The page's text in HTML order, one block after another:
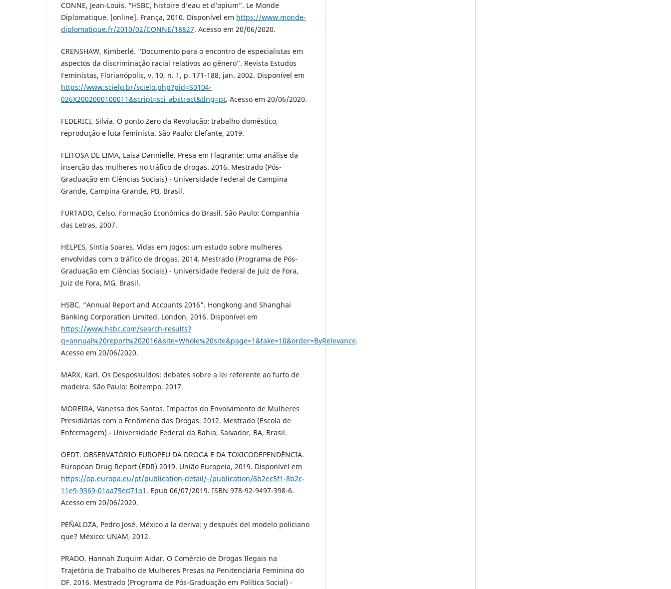
CONNE, Jean-Louis. “HSBC, histoire d’eau et d’opium”. Le Monde
Diplomatique. [online]. França, 2010. Disponível em https://www.monde-
diplomatique.fr/2010/02/CONNE/18827. Acesso em 20/06/2020.
CRENSHAW, Kimberlé. “Documento para o encontro de especialistas em
aspectos da discriminação racial relativos ao gênero”. Revista Estudos
Feministas, Florianópolis, v. 10, n. 1, p. 171-188, jan. 2002. Disponível em
https://www.scielo.br/scielo.php?pid=S0104-
026X2002000100011&script=sci_abstract&tlng=pt. Acesso em 20/06/2020.
FEDERICI, Silvia. O ponto Zero da Revolução: trabalho doméstico,
reprodução e luta feminista. São Paulo: Elefante, 2019.
FEITOSA DE LIMA, Laisa Dannielle. Presa em Flagrante: uma análise da
inserção das mulheres no tráfico de drogas. 2016. Mestrado (Pós-
Graduação em Ciências Sociais) - Universidade Federal de Campina
Grande, Campina Grande, PB, Brasil.
FURTADO, Celso. Formação Econômica do Brasil. São Paulo: Companhia
das Letras, 2007.
HELPES, Sintia Soares. Vidas em Jogos: um estudo sobre mulheres
envolvidas com o tráfico de drogas. 2014. Mestrado (Programa de Pós-
Graduação em Ciências Sociais) - Universidade Federal de Juiz de Fora,
Juiz de Fora, MG, Brasil.
HSBC. “Annual Report and Accounts 2016”. Hongkong and Shanghai
Banking Corporation Limited. London, 2016. Disponível em
https://www.hsbc.com/search-results?
q=annual%20report%202016&site=Whole%20site&page=1&take=10&order=ByRelevance.
Acesso em 20/06/2020.
MARX, Karl. Os Despossuídos: debates sobre a lei referente ao furto de
madeira. São Paulo: Boitempo, 2017.
MOREIRA, Vanessa dos Santos. Impactos do Envolvimento de Mulheres
Presidiárias com o Fenômeno das Drogas. 2012. Mestrado (Escola de
Enfermagem) - Universidade Federal da Bahia, Salvador, BA, Brasil.
OEDT. OBSERVATÓRIO EUROPEU DA DROGA E DA TOXICODEPENDÊNCIA.
European Drug Report (EDR) 2019. União Europeia, 2019. Disponível em
https://op.europa.eu/pt/publication-detail/-/publication/6b2ec5f1-8b2c-
11e9-9369-01aa75ed71a1 . Epub 06/07/2019. ISBN 978-92-9497-398-6.
Acesso em 20/06/2020.
PEÑALOZA, Pedro José. México a la deriva: y después del modelo policiano
que? México: UNAM, 2012.
PRADO, Hannah Zuquim Aidar. O Comércio de Drogas Ilegais na
Trajetória de Trabalho de Mulheres Presas na Penitenciária Feminina do
DF. 2016. Mestrado (Programa de Pós-Graduação em Política Social) -